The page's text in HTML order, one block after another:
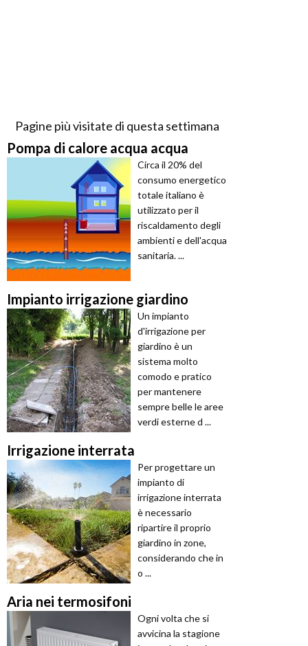
Pagine più visitate di questa settimana
Pompa di calore acqua acqua
Circa il 20% del
consumo energetico
totale italiano è
utilizzato per il
riscaldamento degli
ambienti e dell'acqua
sanitaria. ...
Impianto irrigazione giardino
Un impianto
d'irrigazione per
giardino è un
sistema molto
comodo e pratico
per mantenere
sempre belle le aree
verdi esterne d ...
Irrigazione interrata
Per progettare un
impianto di
irrigazione interrata
è necessario
ripartire il proprio
giardino in zone,
considerando che in
o ...
Aria nei termosifoni
Ogni volta che si
avvicina la stagione